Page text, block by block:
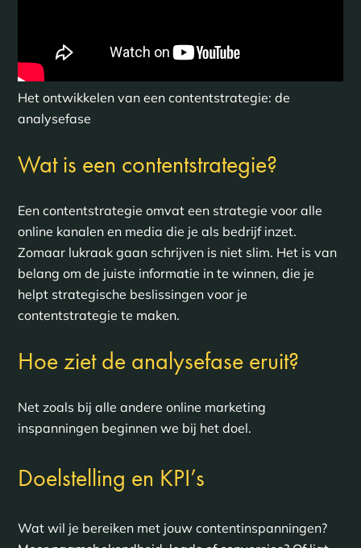
Het ontwikkelen van een contentstrategie: de
analysefase
Wat is een contentstrategie?
Een contentstrategie omvat een strategie voor alle
online kanalen en media die je als bedrijf inzet.
Zomaar lukraak gaan schrijven is niet slim. Het is van
belang om de juiste informatie in te winnen, die je
helpt strategische beslissingen voor je
contentstrategie te maken.
Hoe ziet de analysefase eruit?
Net zoals bij alle andere online marketing
inspanningen beginnen we bij het doel.
Doelstelling en KPI’s
Wat wil je bereiken met jouw contentinspanningen?